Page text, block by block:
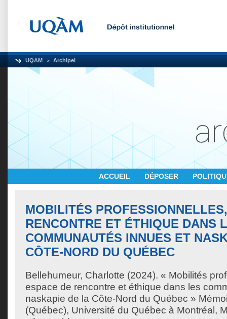
UQAM Archipel
ACCUEIL DÉPOSER
MOBILITÉS
RENCONTRE ET ÉTHIQUE DANS
COMMUNAUTÉS INNUES ET
CÔTE-NORD DU QUÉBEC
Bellehumeur, Charlotte (2024). « Mobilités
espace de rencontre et éthique dans les
naskapie de la Côte-Nord du Québec »
(Québec), Université du Québec à Montréal,